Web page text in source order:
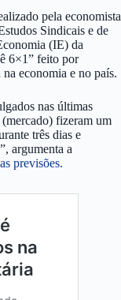
pela economista
Sindicais e de
(IE) da
6×1” feito por
economia e no país.
nas últimas
(mercado) fizeram um
três dias e
argumenta a
previsões.